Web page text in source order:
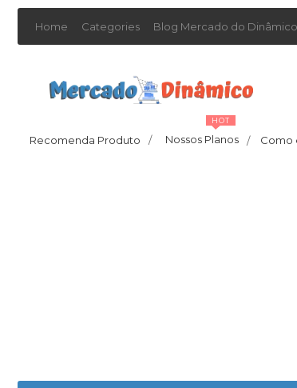
Home Categories Blog Mercado do Dinâmico
Recomenda Produto / Nossos Planos /
HOT
Como